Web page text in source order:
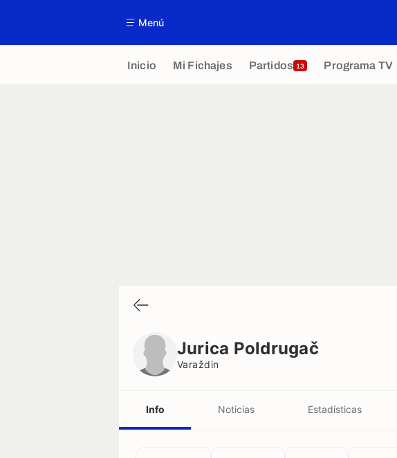
Menú
Inicio Mi Fichajes Partidos 13 Programa TV
Jurica Poldrugač
Varaždin
Info Noticias Estadísticas